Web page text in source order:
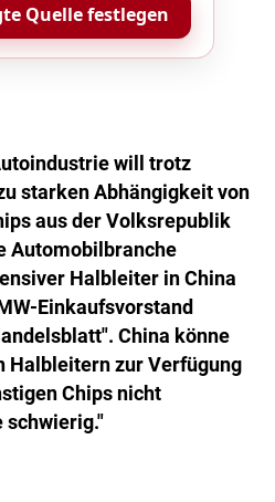
Quelle festlegen
will trotz
starken Abhängigkeit von
aus der Volksrepublik
Automobilbranche
Halbleiter in China
Einkaufsvorstand
China könne
Halbleitern zur Verfügung
Chips nicht
schwierig."